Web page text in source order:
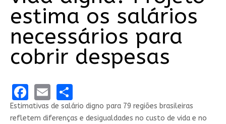
estima os salários
necessários para
cobrir despesas
Facebook
EmailShare
Estimativas de salário digno para 79 regiões brasileiras
refletem diferenças e desigualdades no custo de vida e no